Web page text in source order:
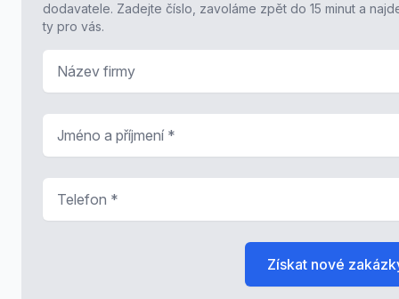
dodavatele. Zadejte číslo, zavoláme zpět do 15 minut a
ty pro vás.
Získat nové